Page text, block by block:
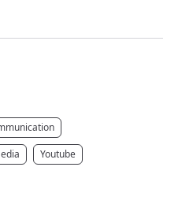
Youtube